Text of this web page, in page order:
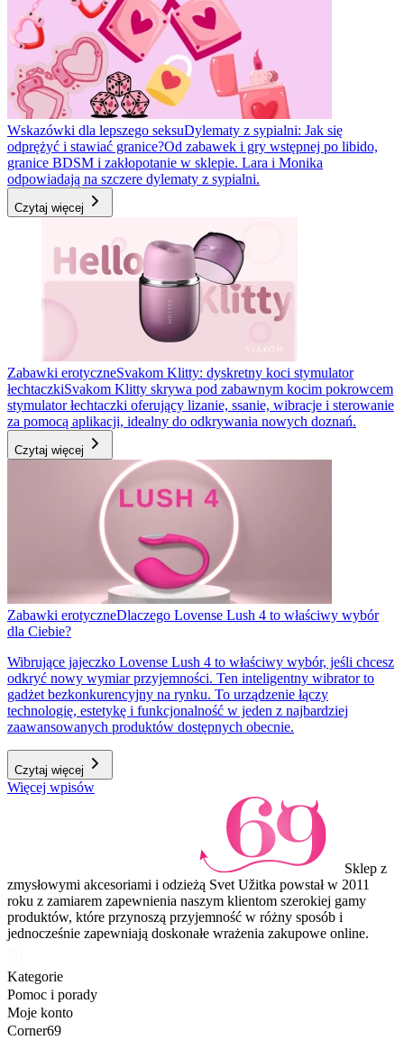
Wskazówki dla lepszego seksuDylematy z sypialni: Jak się
odprężyć i stawiać granice?Od zabawek i gry wstępnej po libido,
granice BDSM i zakłopotanie w sklepie. Lara i Monika
odpowiadają na szczere dylematy z sypialni.
Czytaj więcej
Zabawki erotyczneSvakom Klitty: dyskretny koci stymulator
łechtaczkiSvakom Klitty skrywa pod zabawnym kocim pokrowcem
stymulator łechtaczki oferujący lizanie, ssanie, wibracje i sterowanie
za pomocą aplikacji, idealny do odkrywania nowych doznań.
Czytaj więcej
Zabawki erotyczneDlaczego Lovense Lush 4 to właściwy wybór
dla Ciebie?
Wibrujące jajeczko Lovense Lush 4 to właściwy wybór, jeśli chcesz
odkryć nowy wymiar przyjemności. Ten inteligentny wibrator to
gadżet bezkonkurencyjny na rynku. To urządzenie łączy
technologię, estetykę i funkcjonalność w jeden z najbardziej
zaawansowanych produktów dostępnych obecnie.
Czytaj więcej
Więcej wpisów
Sklep z
zmysłowymi akcesoriami i odzieżą Svet Užitka powstał w 2011
roku z zamiarem zapewnienia naszym klientom szerokiej gamy
produktów, które przynoszą przyjemność w różny sposób i
jednocześnie zapewniają doskonałe wrażenia zakupowe online.
Kategorie
Pomoc i porady
Moje konto
Corner69